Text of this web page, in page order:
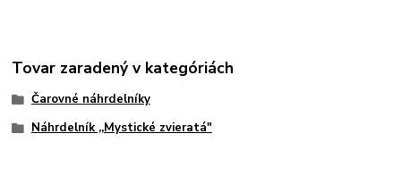
Tovar zaradený v kategóriách
Čarovné náhrdelníky
Náhrdelník ,,Mystické zvieratá"